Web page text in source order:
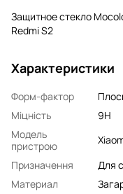
Защитное стекло
Redmi S2
Характеристики
Форм-фактор
Міцність
9H
Модель
пристрою
Призначення
Для
Материал